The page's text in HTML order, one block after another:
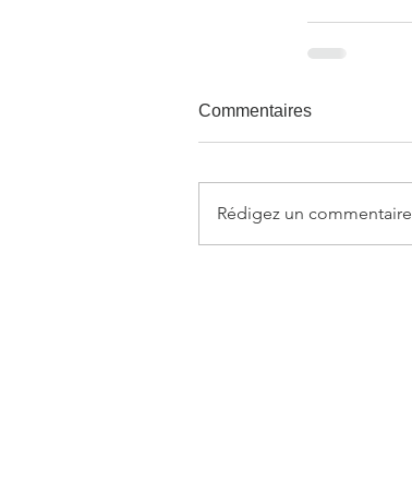
Commentaires
Rédigez un